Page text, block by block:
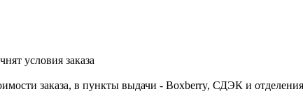
условия заказа
заказа, в пункты выдачи - Boxberry, СДЭК и